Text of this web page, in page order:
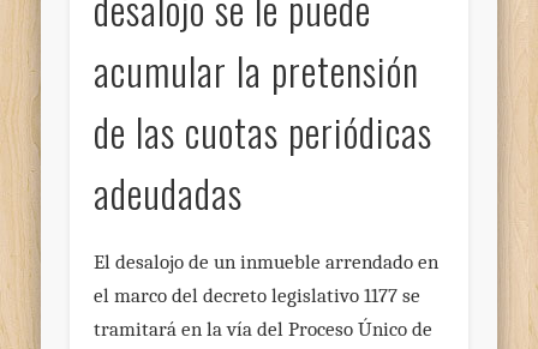
acumular la pretensión
de las cuotas periódicas
adeudadas
El desalojo de un inmueble arrendado en
el marco del decreto legislativo 1177 se
tramitará en la vía del Proceso Único de